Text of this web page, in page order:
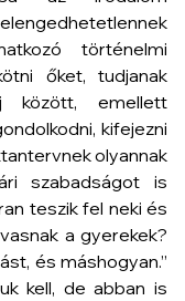
történelmi
őket, tudjanak
között, emellett
kifejezni
olyannak
szabadságot is
teszik fel neki és
a gyerekek?
és máshogyan.”
kell, de abban is